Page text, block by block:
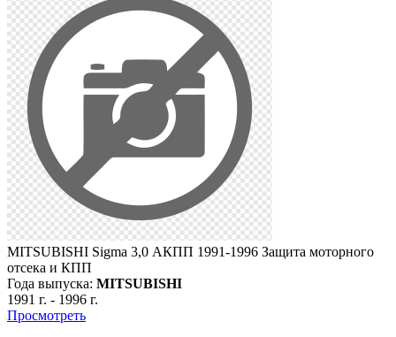
MITSUBISHI Sigma 3,0 АКПП 1991-1996 Защита моторного
отсека и КПП
Года выпуска: MITSUBISHI
1991 г. - 1996 г.
Просмотреть